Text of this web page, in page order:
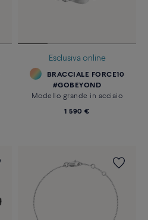
Esclusiva online
BRACCIALE FORCE10
#GOBEYOND
Modello grande in acciaio
1 590 €